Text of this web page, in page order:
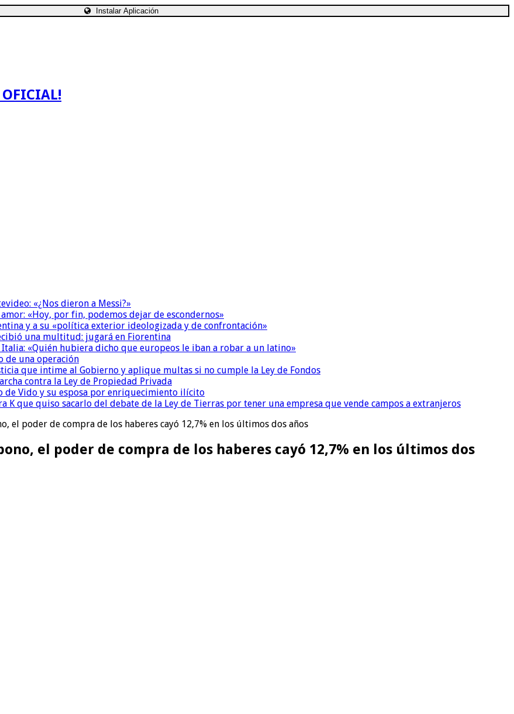
Instalar Aplicación
«¿Nos dieron a Messi?»
«Hoy, por fin, podemos dejar de escondernos»
y a su «política exterior ideologizada y de confrontación»
una multitud: jugará en Fiorentina
«Quién hubiera dicho que europeos le iban a robar a un latino»
de una operación
que intime al Gobierno y aplique multas si no cumple la Ley de Fondos
contra la Ley de Propiedad Privada
de Vido y su esposa por enriquecimiento ilícito
K que quiso sacarlo del debate de la Ley de Tierras por tener una empresa que vende campos a extranjeros
el poder de compra de los haberes cayó 12,7% en los últimos dos años
el poder de compra de los haberes cayó 12,7% en los últimos dos